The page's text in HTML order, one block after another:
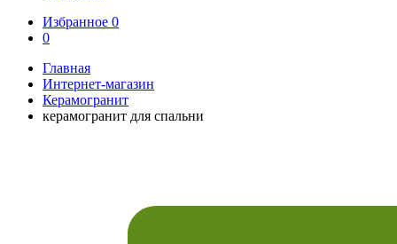
Избранное 0
0
Главная
Интернет-магазин
Керамогранит
керамогранит для спальни